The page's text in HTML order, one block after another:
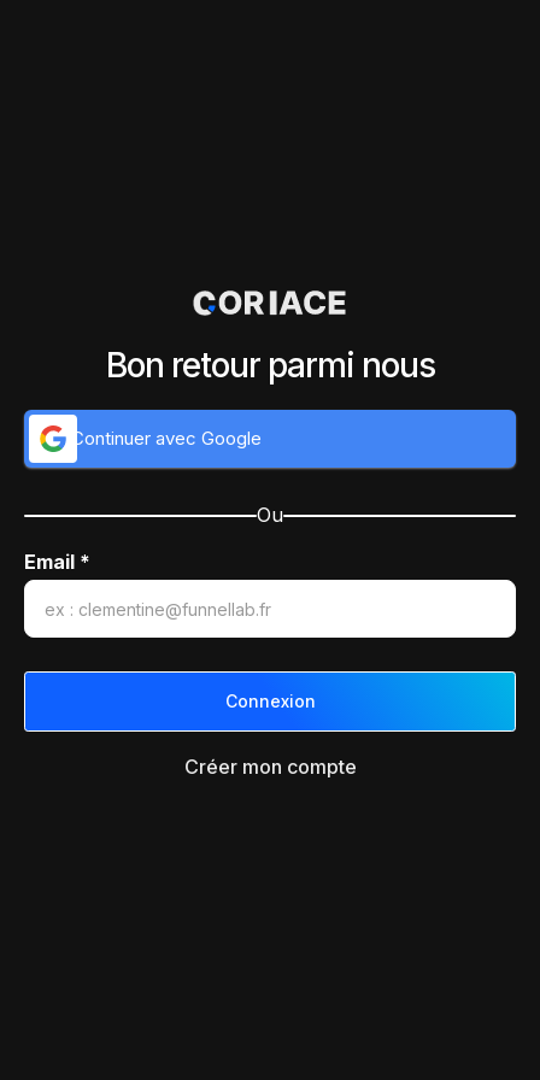
Bon retour parmi nous
Continuer avec Google
Ou
Email *
Créer mon compte